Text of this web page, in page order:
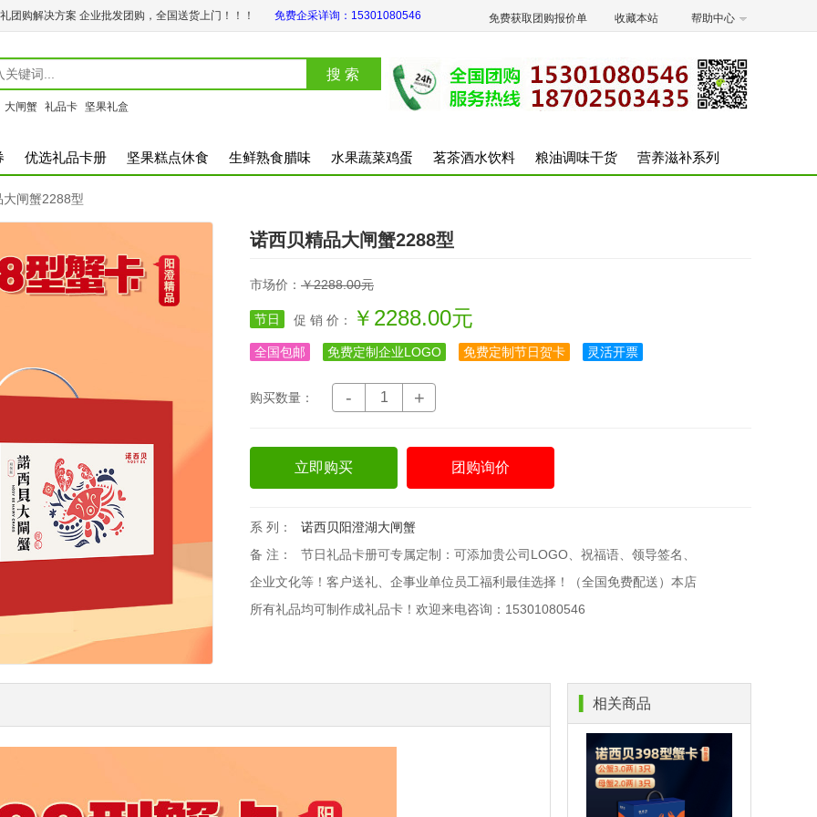
团购解决方案 企业批发团购，全国送货上门！！！ 免费企采详询：15301080546 免费获取团购报价单 收藏本站 帮助中心
大闸蟹 礼品卡 坚果礼盒
优选礼品卡册 坚果糕点休食 生鲜熟食腊味 水果蔬菜鸡蛋 茗茶酒水饮料 粮油调味干货 营养滋补系列
闸蟹2288型
诺西贝精品大闸蟹2288型
市场价： ￥2288.00元
节日 促 销 价： ￥2288.00元
全国包邮 免费定制企业LOGO 免费定制节日贺卡 灵活开票
购买数量： - +
立即购买 团购询价
系 列：
诺西贝阳澄湖大闸蟹
备 注：
节日礼品卡册可专属定制：可添加贵公司LOGO、祝福语、领导签名、
企业文化等！客户送礼、企事业单位员工福利最佳选择！（全国免费配送）本店
所有礼品均可制作成礼品卡！欢迎来电咨询：15301080546
相关商品